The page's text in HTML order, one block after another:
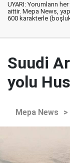
UYARI: Yorumların
aittir. Mepa News,
600 karakterle
Suudi
yolu
Mepa News >